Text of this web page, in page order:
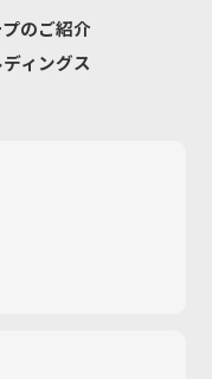
のご紹介
ィングス